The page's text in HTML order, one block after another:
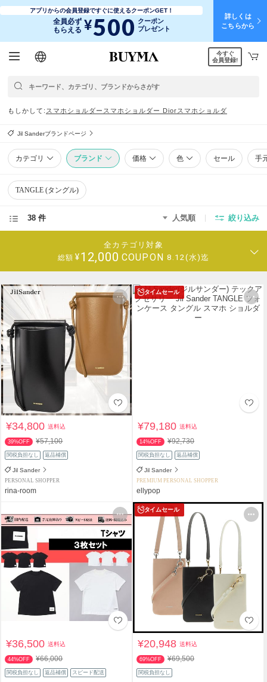
アプリからの会員登録ですぐに使えるクーポンGET！
全員必ず
もらえる ¥500 クーポン
プレゼント
詳しくは
こちらから
日本語
English
简体中文
繁體中文
今すぐ
会員登録!
もしかして スマホショルダー スマホショルダー Diorスマホショルダ
Jil Sanderブランドページ
カテゴリ ブランド 価格 色 セール 手
TANGLE (タングル)
38 件 人気順 絞り込み
全カテゴリ対象
総額 ¥12,000 COUPON 8.12(水)迄
¥34,800送料込
39%OFF ¥57,100
関税負担なし 返品補償
Jil Sander
PERSONAL SHOPPER
rina-room
タイムセール
¥79,180送料込
14%OFF ¥92,730
関税負担なし 返品補償
Jil Sander
PREMIUM PERSONAL SHOPPER
ellypop
¥36,500送料込
44%OFF ¥66,000
関税負担なし 返品補償 スピード配送
タイムセール
¥20,948送料込
69%OFF ¥69,500
関税負担なし